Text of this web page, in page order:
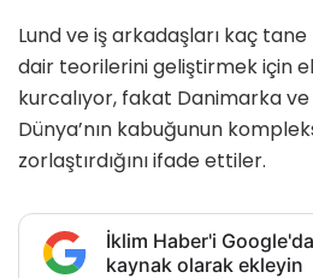
Lund ve iş arkadaşları kaç
dair teorilerini geliştirmek için
kurcalıyor, fakat Danimarka ve
Dünya’nın kabuğunun
zorlaştırdığını ifade ettiler.
İklim Haber'i
kaynak olarak ekleyin